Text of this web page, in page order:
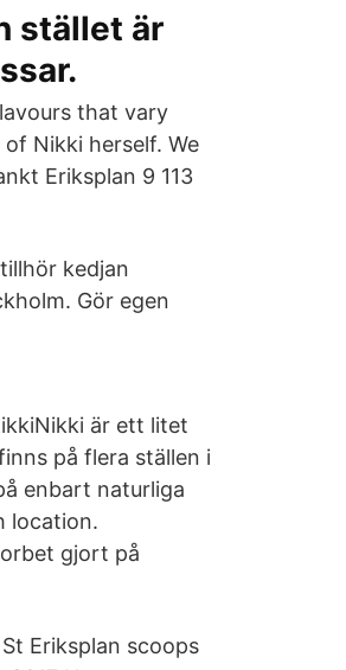
stället är
that vary
Nikki herself. We
Eriksplan 9 113
kedjan
Gör egen
är ett litet
på flera ställen i
enbart naturliga
location.
gjort på
Eriksplan scoops